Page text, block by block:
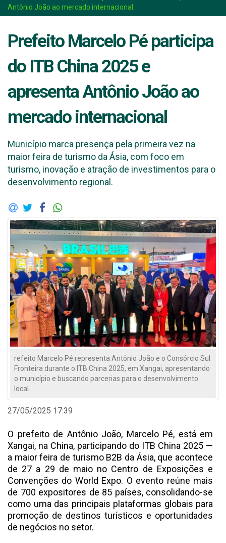
Antônio João ao mercado internacional
Prefeito Marcelo Pé participa
do ITB China 2025 e
apresenta Antônio João ao
mercado internacional
Município marca presença pela primeira vez na
maior feira de turismo da Ásia, com foco em
turismo, inovação e atração de investimentos para o
desenvolvimento regional.
refeito Marcelo Pé representa Antônio João e o Consórcio Sul
Fronteira durante o ITB China 2025, em Xangai, apresentando
o município e buscando parcerias para o desenvolvimento
local.
27/05/2025 17:39
O prefeito de Antônio João, Marcelo Pé, está em
Xangai, na China, participando do ITB China 2025 —
a maior feira de turismo B2B da Ásia, que acontece
de 27 a 29 de maio no Centro de Exposições e
Convenções do World Expo. O evento reúne mais
de 700 expositores de 85 países, consolidando-se
como uma das principais plataformas globais para
promoção de destinos turísticos e oportunidades
de negócios no setor.